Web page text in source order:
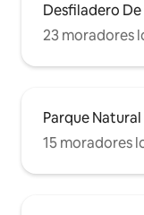
Desfiladero De
23 moradores
Parque
15 moradores